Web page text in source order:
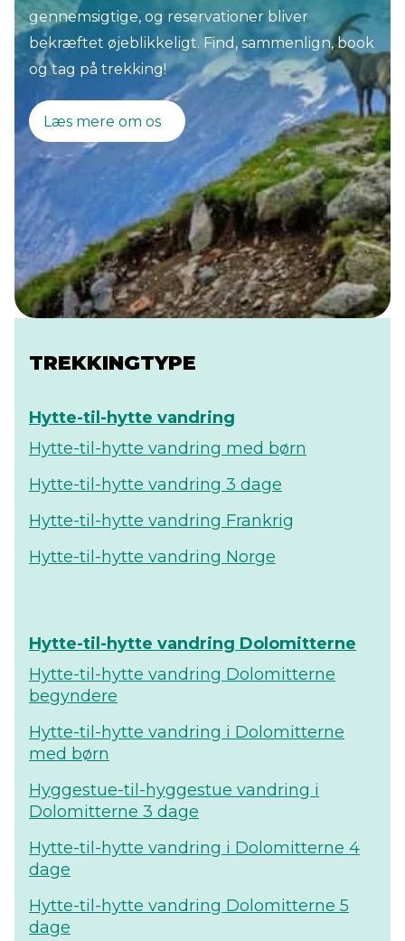
endda på dens flag. Den bogstavelige
oversættelse af Triglav er Tre Hoveder,
hvilket forklarer det hele! Klatreturen til
Mount Triglav er velkendt for os, da vores
kollega boede i Ljubljana (Sloveniens
hovedstad) i et stykke tid og ved, hvordan
det føles at nå toppen. 'Dette bjerg har
alt, hvad du leder efter, og tilbyder
endda det, du ikke leder efter. Efter at
have læst denne blog vil du vide, om
denne slovenske perle er din match.
gennemsigtige, og reservationer bliver
bekræftet øjeblikkeligt. Find, sammenlign, book
og tag på trekking!
Læs mere om os
TREKKINGTYPE
Hytte-til-hytte vandring
Hytte-til-hytte vandring med børn
Hytte-til-hytte vandring 3 dage
Hytte-til-hytte vandring Frankrig
Hytte-til-hytte vandring Norge
Hytte-til-hytte vandring Dolomitterne
Hytte-til-hytte vandring Dolomitterne
begyndere
Hytte-til-hytte vandring i Dolomitterne
med børn
Hyggestue-til-hyggestue vandring i
Dolomitterne 3 dage
Hytte-til-hytte vandring i Dolomitterne 4
dage
Hytte-til-hytte vandring Dolomitterne 5
dage